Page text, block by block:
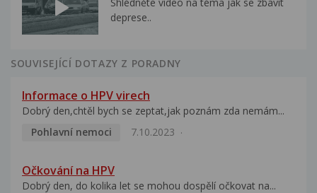
deprese..
SOUVISEJÍCÍ DOTAZY Z PORADNY
Informace o HPV virech
Dobrý den,chtěl bych se zeptat,jak poznám zda nemám...
Pohlavní nemoci
7.10.2023
Očkování na HPV
Dobrý den, do kolika let se mohou dospělí očkovat na...